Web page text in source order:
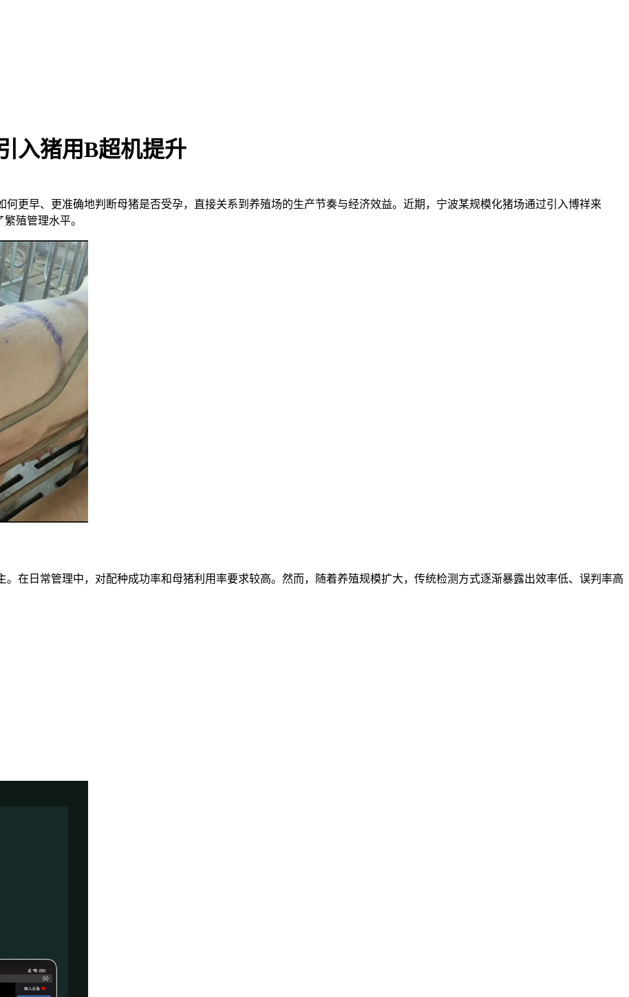
入猪用B超机提升
更早、更准确地判断母猪是否受孕，直接关系到养殖场的生产节奏与经济效益。近期，宁波某规模化猪场通过引入博祥来
殖管理水平。
在日常管理中，对配种成功率和母猪利用率要求较高。然而，随着养殖规模扩大，传统检测方式逐渐暴露出效率低、误判率高